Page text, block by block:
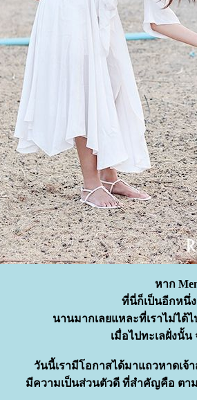
หาก
ที่นี่ก็เป็นอีกหนึ่ง
นานมากเลยแหละที่เราไม่ได้
เมื่อไปทะเลฝั่งนั้
วันนี้เรามีโอกาสได้มาแถวหาดเ
มีความเป็นส่วนตัวดี ที่สำคัญคือ ตาม